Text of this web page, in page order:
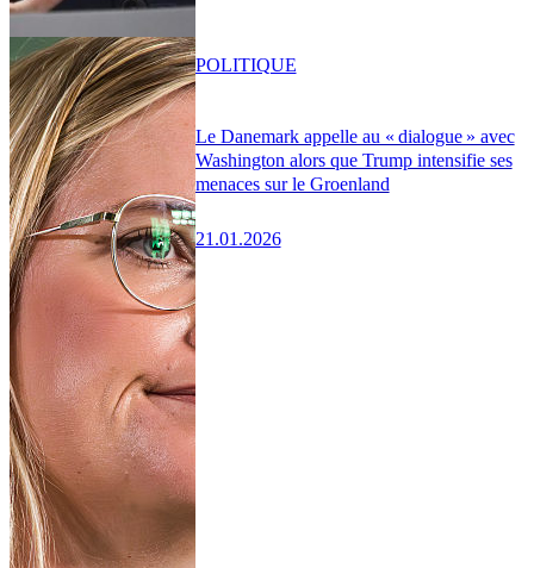
Le Danemark appelle au « dialogue » avec
Washington alors que Trump intensifie ses
menaces sur le Groenland
21.01.2026
POLITIQUE